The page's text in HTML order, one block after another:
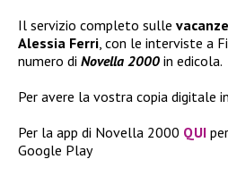
Il servizio completo sulle
Alessia Ferri, con le interviste a
numero di Novella 2000 in edicola.
Per avere la vostra copia digitale
Per la app di Novella 2000 QUI
Google Play